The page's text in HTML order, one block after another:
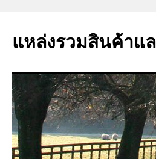
แหล่งรวมสินค้าแ